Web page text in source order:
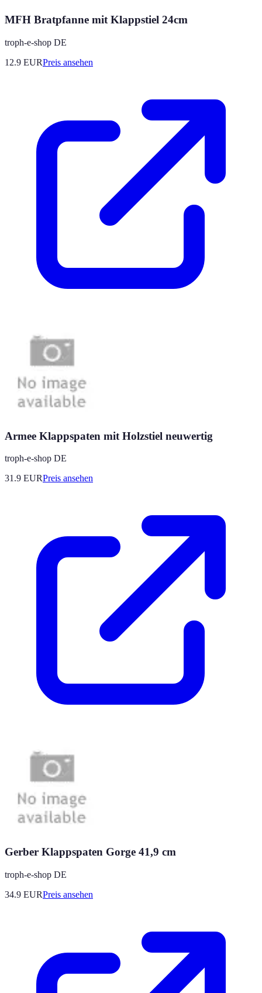
MFH Bratpfanne mit Klappstiel 24cm
troph-e-shop DE
12.9 EURPreis ansehen
Armee Klappspaten mit Holzstiel neuwertig
troph-e-shop DE
31.9 EURPreis ansehen
Gerber Klappspaten Gorge 41,9 cm
troph-e-shop DE
34.9 EURPreis ansehen